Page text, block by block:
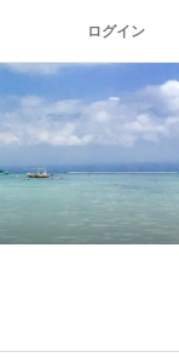
ログイン